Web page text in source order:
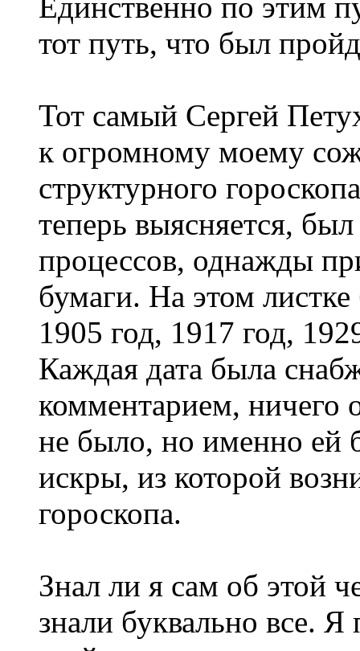
Единственно по этим
тот путь, что был
Тот самый Сергей
к огромному моему
структурного
теперь выясняется,
процессов, однажды
бумаги. На этом
1905 год, 1917 год,
Каждая дата была
комментарием, ничего
не было, но именно ей
искры, из которой
гороскопа.
Знал ли я сам об этой
знали буквально все.